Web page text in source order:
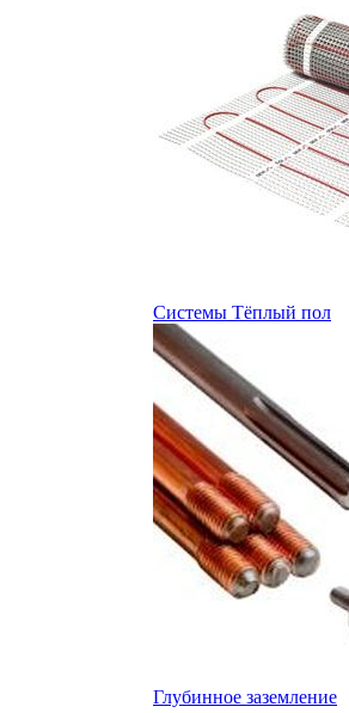
Системы Тёплый пол
Глубинное заземление